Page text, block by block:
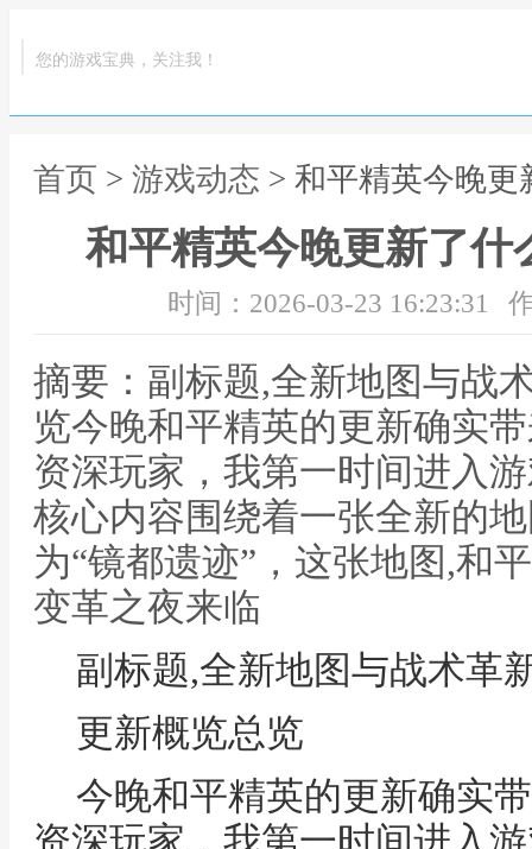
您的游戏宝典，关注我！
首页 > 游戏动态 > 和平精英今晚
和平精英今晚更新了什
时间：2026-03-23 16:23:31
摘要：副标题,全新地图与战
览今晚和平精英的更新确实
资深玩家，我第一时间进入
核心内容围绕着一张全新的
为“镜都遗迹”，这张地图,和
变革之夜来临
副标题,全新地图与战术革
更新概览总览
今晚和平精英的更新确实